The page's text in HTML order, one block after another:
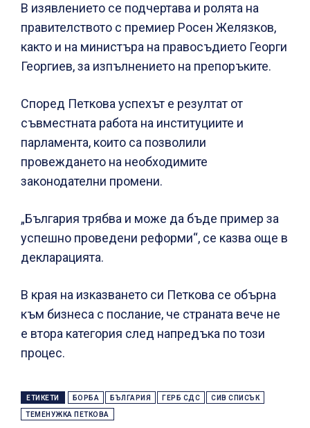
В изявлението се подчертава и ролята на
правителството с премиер Росен Желязков,
както и на министъра на правосъдието Георги
Георгиев, за изпълнението на препоръките.
Според Петкова успехът е резултат от
съвместната работа на институциите и
парламента, които са позволили
провеждането на необходимите
законодателни промени.
„България трябва и може да бъде пример за
успешно проведени реформи“, се казва още в
декларацията.
В края на изказването си Петкова се обърна
към бизнеса с послание, че страната вече не
е втора категория след напредъка по този
процес.
ЕТИКЕТИ БОРБА БЪЛГАРИЯ ГЕРБ СДС СИВ СПИСЪК
ТЕМЕНУЖКА ПЕТКОВА